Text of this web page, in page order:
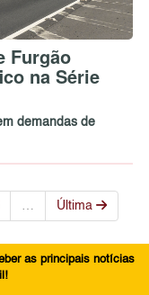
Furgão
na Série
demandas de
Última
as principais notícias